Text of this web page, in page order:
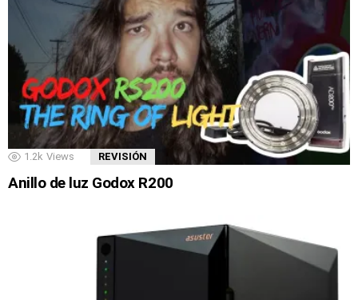
1.2k Views REVISIÓN
Anillo de luz Godox R200